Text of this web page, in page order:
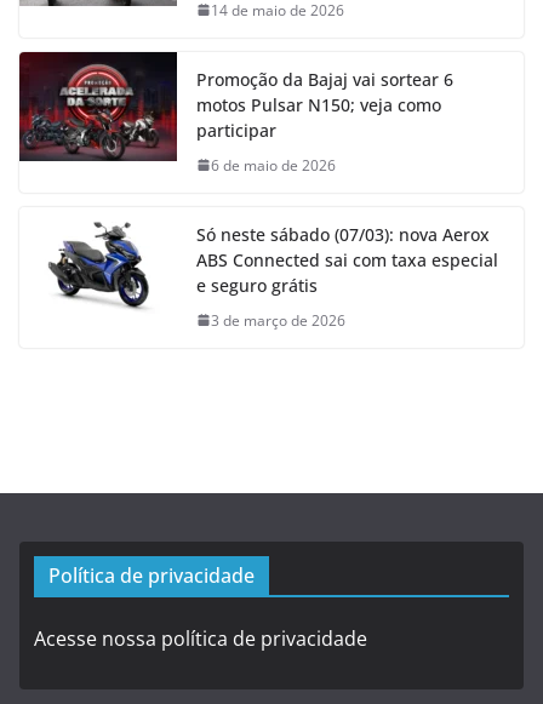
14 de maio de 2026
Promoção da Bajaj vai sortear 6
motos Pulsar N150; veja como
participar
6 de maio de 2026
Só neste sábado (07/03): nova Aerox
ABS Connected sai com taxa especial
e seguro grátis
3 de março de 2026
Política de privacidade
Acesse nossa política de privacidade